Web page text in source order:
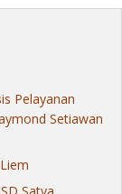
Pelayanan
Setiawan